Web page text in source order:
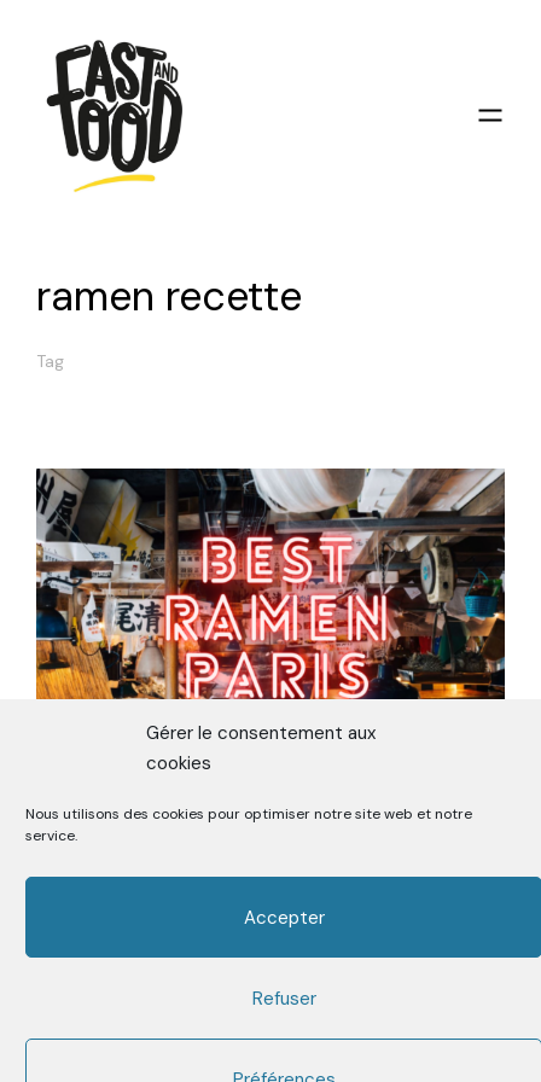
Gérer le consentement aux
cookies
Nous utilisons des cookies pour optimiser notre site web et notre
service.
Accepter
Refuser
ramen recette
Tag
ON TESTE LE MEILLEUR RAMEN DE
PARIS
Premier Media sur la Street Food depuis 2006
Facebook
Twitter Instagram Youtube Mail